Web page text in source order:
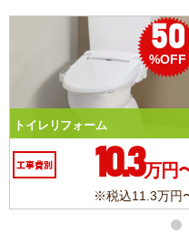
50
%OFF
トイレリフォーム
工事費別 10.3万円
※税込11.3万円